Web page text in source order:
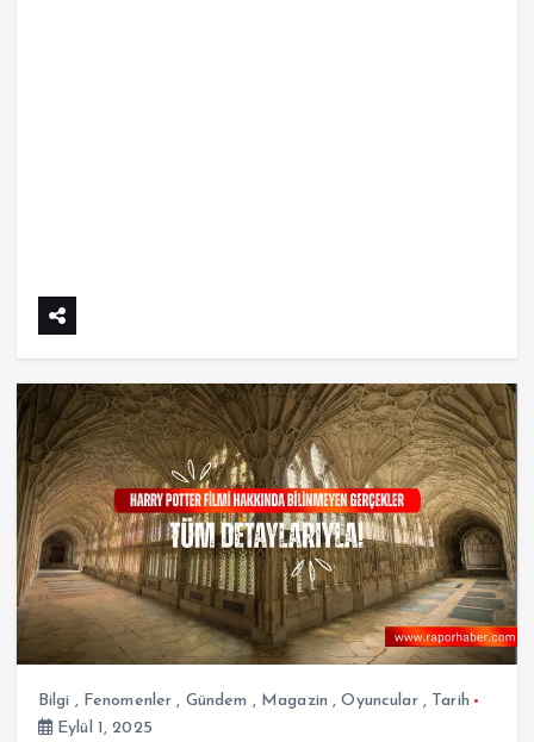
Bilgi , Fenomenler , Gündem , Magazin ,Oyuncular, Tarih
Eylül 1, 2025